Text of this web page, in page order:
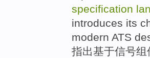
specification
introduces its
modern ATS
指出基于信号组